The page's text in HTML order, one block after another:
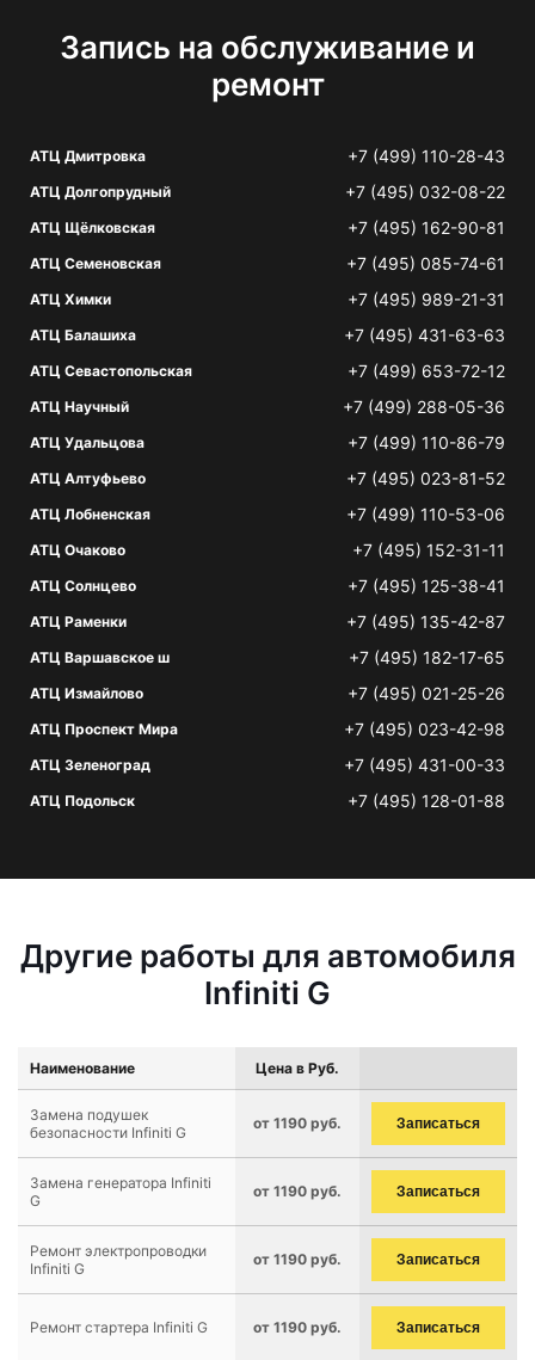
Запись на обслуживание и
ремонт
АТЦ Дмитровка +7 (499) 110-28-43
АТЦ Долгопрудный +7 (495) 032-08-22
АТЦ Щёлковская +7 (495) 162-90-81
АТЦ Семеновская +7 (495) 085-74-61
АТЦ Химки +7 (495) 989-21-31
АТЦ Балашиха +7 (495) 431-63-63
АТЦ Севастопольская +7 (499) 653-72-12
АТЦ Научный +7 (499) 288-05-36
АТЦ Удальцова +7 (499) 110-86-79
АТЦ Алтуфьево +7 (495) 023-81-52
АТЦ Лобненская +7 (499) 110-53-06
АТЦ Очаково +7 (495) 152-31-11
АТЦ Солнцево +7 (495) 125-38-41
АТЦ Раменки +7 (495) 135-42-87
АТЦ Варшавское ш +7 (495) 182-17-65
АТЦ Измайлово +7 (495) 021-25-26
АТЦ Проспект Мира +7 (495) 023-42-98
АТЦ Зеленоград +7 (495) 431-00-33
АТЦ Подольск +7 (495) 128-01-88
Другие работы для автомобиля
Infiniti G
Наименование Цена в Руб.
Замена подушек
безопасности Infiniti G
от 1190 руб. Записаться
Замена генератора Infiniti
G
от 1190 руб. Записаться
Ремонт электропроводки
Infiniti G
от 1190 руб. Записаться
Ремонт стартера Infiniti G от 1190 руб. Записаться